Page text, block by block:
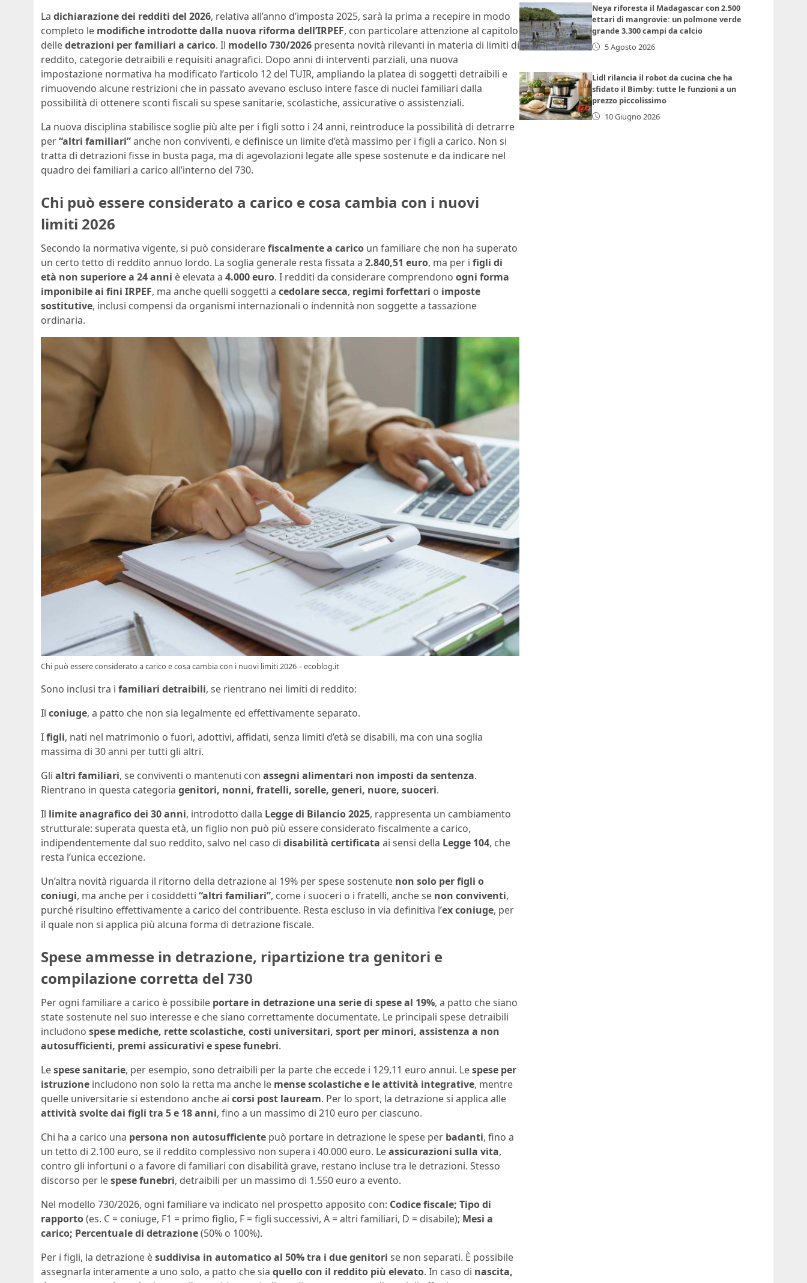
La dichiarazione dei redditi del 2026, relativa all’anno d’imposta 2025, sarà la prima a recepire in modo
completo le modifiche introdotte dalla nuova riforma dell’IRPEF, con particolare attenzione al capitolo
delledetrazioni per familiari a carico. Il modello 730/2026 presenta novità rilevanti in materia di limiti di
reddito, categorie detraibili e requisiti anagrafici. Dopo anni di interventi parziali, una nuova
impostazione normativa ha modificato l’articolo 12 del TUIR, ampliando la platea di soggetti detraibili e
rimuovendo alcune restrizioni che in passato avevano escluso intere fasce di nuclei familiari dalla
possibilità di ottenere sconti fiscali su spese sanitarie, scolastiche, assicurative o assistenziali.
La nuova disciplina stabilisce soglie più alte per i figli sotto i 24 anni, reintroduce la possibilità di detrarre
per“altri familiari”anche non conviventi, e definisce un limite d’età massimo per i figli a carico. Non si
tratta di detrazioni fisse in busta paga, ma di agevolazioni legate alle spese sostenute e da indicare nel
quadro dei familiari a carico all’interno del 730.
Chi può essere considerato a carico e cosa cambia con i nuovi
limiti 2026
Secondo la normativa vigente, si può considerarefiscalmente a carico un familiare che non ha superato
un certo tetto di reddito annuo lordo. La soglia generale resta fissata a 2.840,51 euro, ma per i figli di
età non superiore a 24 anni è elevata a 4.000 euro. I redditi da considerare comprendono ogni forma
imponibile ai fini IRPEF, ma anche quelli soggetti a cedolare secca, regimi forfettari o imposte
sostitutive, inclusi compensi da organismi internazionali o indennità non soggette a tassazione
ordinaria.
Chi può essere considerato a carico e cosa cambia con i nuovi limiti 2026 – ecoblog.it
Sono inclusi tra i familiari detraibili, se rientrano nei limiti di reddito:
Il coniuge, a patto che non sia legalmente ed effettivamente separato.
Ifigli, nati nel matrimonio o fuori, adottivi, affidati, senza limiti d’età se disabili, ma con una soglia
massima di 30 anni per tutti gli altri.
Gli altri familiari, se conviventi o mantenuti con assegni alimentari non imposti da sentenza.
Rientrano in questa categoria genitori, nonni, fratelli, sorelle, generi, nuore, suoceri.
Il limite anagrafico dei 30 anni, introdotto dalla Legge di Bilancio 2025, rappresenta un cambiamento
strutturale: superata questa età, un figlio non può più essere considerato fiscalmente a carico,
indipendentemente dal suo reddito, salvo nel caso di disabilità certificata ai sensi della Legge 104, che
resta l’unica eccezione.
Un’altra novità riguarda il ritorno della detrazione al 19% per spese sostenute non solo per figli o
coniugi, ma anche per i cosiddetti “altri familiari”, come i suoceri o i fratelli, anche se non conviventi,
purché risultino effettivamente a carico del contribuente. Resta escluso in via definitiva l’ex coniuge, per
il quale non si applica più alcuna forma di detrazione fiscale.
Spese ammesse in detrazione, ripartizione tra genitori e
compilazione corretta del 730
Per ogni familiare a carico è possibile portare in detrazione una serie di spese al 19%, a patto che siano
state sostenute nel suo interesse e che siano correttamente documentate. Le principali spese detraibili
includono spese mediche, rette scolastiche, costi universitari, sport per minori, assistenza a non
autosufficienti, premi assicurativi e spese funebri.
Lespese sanitarie, per esempio, sono detraibili per la parte che eccede i 129,11 euro annui. Lespese per
istruzione includono non solo la retta ma anche le mense scolastiche e le attività integrative, mentre
quelle universitarie si estendono anche ai corsi post lauream. Per lo sport, la detrazione si applica alle
attività svolte dai figli tra 5 e 18 anni, fino a un massimo di 210 euro per ciascuno.
Chi ha a carico una persona non autosufficiente può portare in detrazione le spese per badanti, fino a
un tetto di 2.100 euro, se il reddito complessivo non supera i 40.000 euro. Leassicurazioni sulla vita,
contro gli infortuni o a favore di familiari con disabilità grave, restano incluse tra le detrazioni. Stesso
discorso per lespese funebri, detraibili per un massimo di 1.550 euro a evento.
Nel modello 730/2026, ogni familiare va indicato nel prospetto apposito con: Codice fiscale; Tipo di
rapporto(es. C = coniuge, F1 = primo figlio, F = figli successivi, A = altri familiari, D = disabile); Mesi a
carico; Percentuale di detrazione(50% o 100%).
Per i figli, la detrazione èsuddivisa in automatico al 50% tra i due genitori se non separati. È possibile
assegnarla interamente a uno solo, a patto che sia quello con il reddito più elevato. In caso di nascita,
Neya riforesta il Madagascar con 2.500
ettari di mangrovie: un polmone verde
grande 3.300 campi da calcio
5 Agosto 2026
Lidl rilancia il robot da cucina che ha
sfidato il Bimby: tutte le funzioni a un
prezzo piccolissimo
10 Giugno 2026